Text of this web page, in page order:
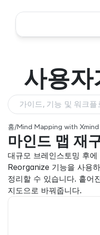
홈/Mind Mapping with Xmind
마인드 맵 재
대규모 브레인스토밍 후
Reorganize 기능을 사용
정리할 수 있습니다. 흩어
지도으로 바꿔줍니다.
사용자
가이드, 기능 및 워크플